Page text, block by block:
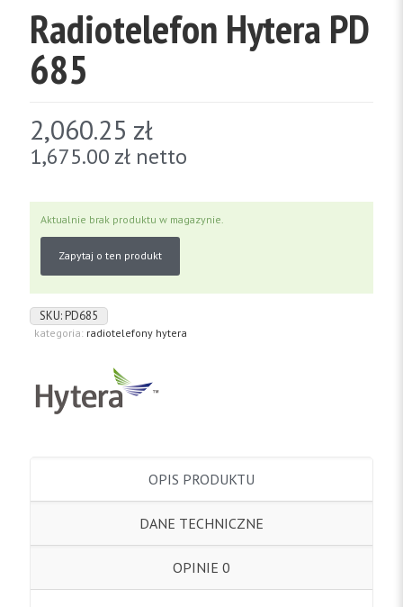
Radiotelefon Hytera PD
685
2,060.25 zł
1,675.00 zł netto
Aktualnie brak produktu w magazynie.
Zapytaj o ten produkt
SKU:PD685
kategoria: radiotelefony hytera
OPIS PRODUKTU
DANE TECHNICZNE
OPINIE 0